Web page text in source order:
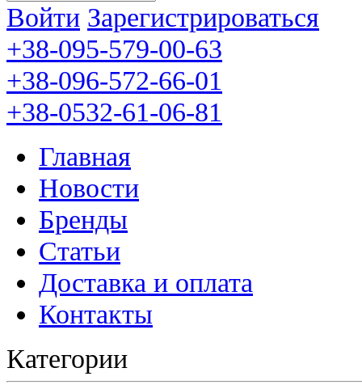
Войти Зарегистрироваться
+38-095-579-00-63
+38-096-572-66-01
+38-0532-61-06-81
Главная
Новости
Бренды
Статьи
Доставка и оплата
Контакты
Категории